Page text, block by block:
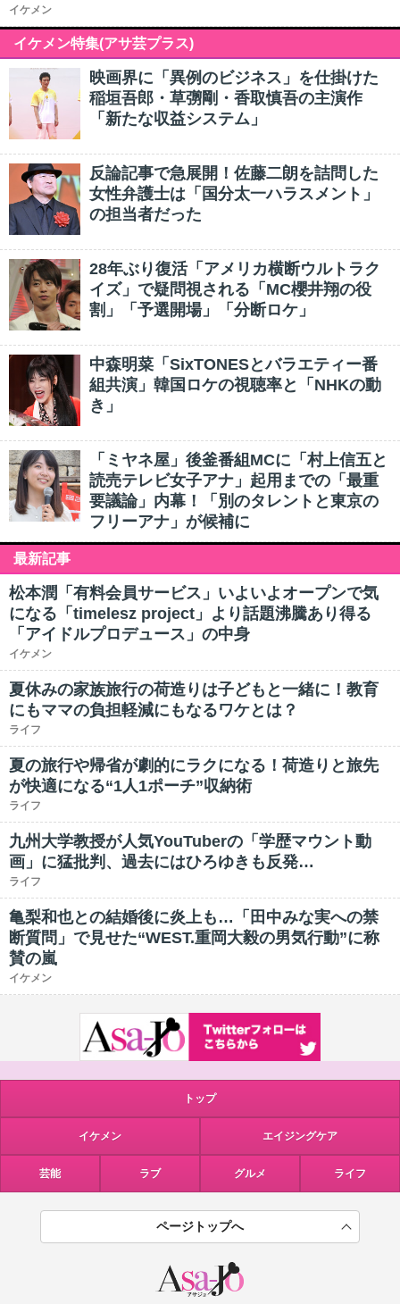
イケメン
イケメン特集(アサ芸プラス)
映画界に「異例のビジネス」を仕掛けた
稲垣吾郎・草彅剛・香取慎吾の主演作
「新たな収益システム」
反論記事で急展開！佐藤二朗を詰問した
女性弁護士は「国分太一ハラスメント」
の担当者だった
28年ぶり復活「アメリカ横断ウルトラク
イズ」で疑問視される「MC櫻井翔の役
割」「予選開場」「分断ロケ」
中森明菜「SixTONESとバラエティー番
組共演」韓国ロケの視聴率と「NHKの動
き」
「ミヤネ屋」後釜番組MCに「村上信五と
読売テレビ女子アナ」起用までの「最重
要議論」内幕！「別のタレントと東京の
フリーアナ」が候補に
最新記事
松本潤「有料会員サービス」いよいよオープンで気
になる「timelesz project」より話題沸騰あり得る
「アイドルプロデュース」の中身
イケメン
夏休みの家族旅行の荷造りは子どもと一緒に！教育
にもママの負担軽減にもなるワケとは？
ライフ
夏の旅行や帰省が劇的にラクになる！荷造りと旅先
が快適になる“1人1ポーチ”収納術
ライフ
九州大学教授が人気YouTuberの「学歴マウント動
画」に猛批判、過去にはひろゆきも反発…
ライフ
亀梨和也との結婚後に炎上も…「田中みな実への禁
断質問」で見せた“WEST.重岡大毅の男気行動”に称
賛の嵐
イケメン
トップ
イケメン エイジングケア
芸能 ラブ グルメ ライフ
ページトップへ